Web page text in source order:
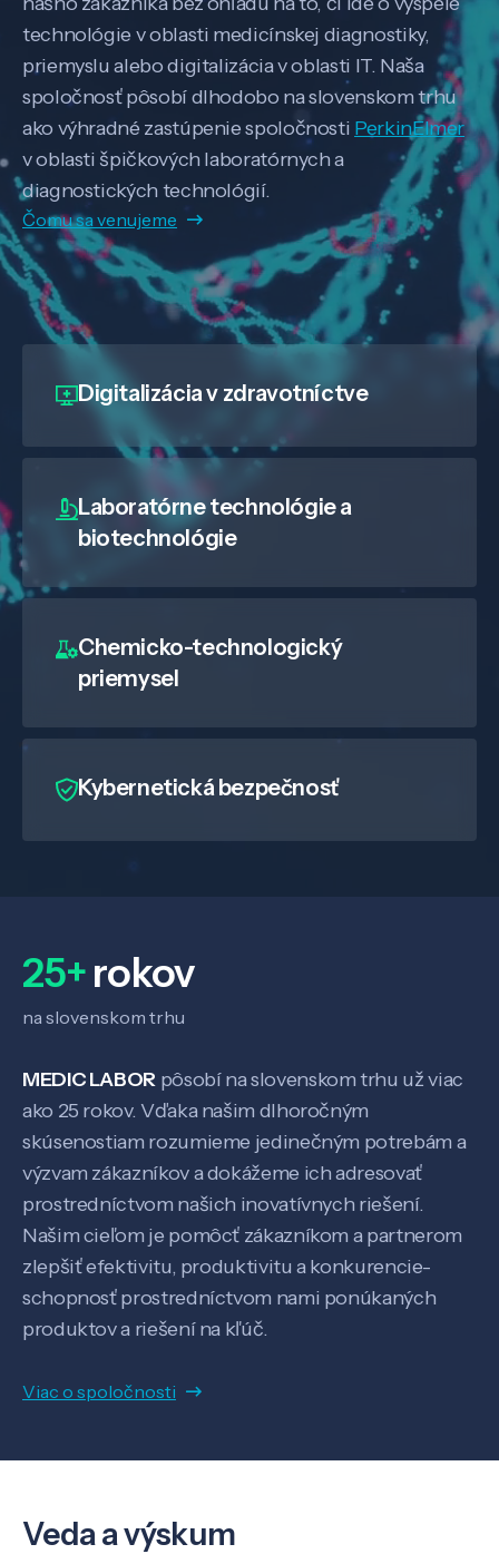
Veda a výskum
technológie v oblasti medicínskej diagnostiky,
priemyslu alebo digitalizácia v oblasti IT. Naša
spoločnosť pôsobí dlhodobo na slovenskom trhu
ako výhradné zastúpenie spoločnosti PerkinElmer
v oblasti špičkových laboratórnych a
diagnostických technológií.
Čomu sa venujeme
Digitalizáciav zdravotníctve
Laboratórne technológie a
biotechnológie
Chemicko-technologický
priemysel
Kybernetická bezpečnosť
25+rokov
na slovenskom trhu
MEDIC LABOR pôsobí na slovenskom trhu už viac
ako 25 rokov. Vďaka našim dlhoročným
skúsenostiam rozumieme jedinečným potrebám a
výzvam zákazníkov a dokážeme ich adresovať
prostredníctvom našich inovatívnych riešení.
Našim cieľom je pomôcť zákazníkom a partnerom
zlepšiť efektivitu, produktivitu a konkurencie-
schopnosť prostredníctvom nami ponúkaných
produktov a riešení na kľúč.
Viac o spoločnosti
Veda a výskum